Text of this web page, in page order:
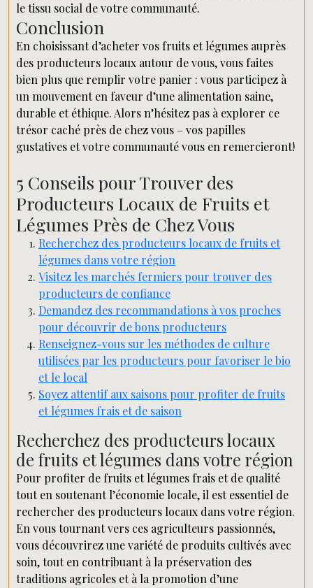
le tissu social de votre communauté.
Conclusion
En choisissant d’acheter vos fruits et légumes auprès
des producteurs locaux autour de vous, vous faites
bien plus que remplir votre panier : vous participez à
un mouvement en faveur d’une alimentation saine,
durable et éthique. Alors n’hésitez pas à explorer ce
trésor caché près de chez vous – vos papilles
gustatives et votre communauté vous en remercieront!
5 Conseils pour Trouver des
Producteurs Locaux de Fruits et
Légumes Près de Chez Vous
Recherchez des producteurs locaux de fruits et
légumes dans votre région
Visitez les marchés fermiers pour trouver des
producteurs de confiance
Demandez des recommandations à vos proches
pour découvrir de bons producteurs
Renseignez-vous sur les méthodes de culture
utilisées par les producteurs pour favoriser le bio
et le local
Soyez attentif aux saisons pour profiter de fruits
et légumes frais et de saison
Recherchez des producteurs locaux
de fruits et légumes dans votre région
Pour profiter de fruits et légumes frais et de qualité
tout en soutenant l’économie locale, il est essentiel de
rechercher des producteurs locaux dans votre région.
En vous tournant vers ces agriculteurs passionnés,
vous découvrirez une variété de produits cultivés avec
soin, tout en contribuant à la préservation des
traditions agricoles et à la promotion d’une